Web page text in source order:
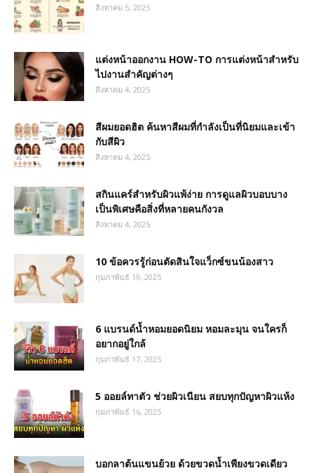
สิงหาคม 5, 2025
แต่งหน้าออกงาน HOW-TO การแต่งหน้าสำหรับ
ไปงานสำคัญต่างๆ
สิงหาคม 4, 2025
สีผมยอดฮิต ค้นหาสีผมที่กำลังเป็นที่นิยมและเข้า
กับสีผิว
สิงหาคม 4, 2025
สกินแคร์สำหรับผิวแพ้ง่าย การดูแลผิวบอบบาง
เป็นพิเศษคือสิ่งที่หลายคนกังวล
สิงหาคม 4, 2025
10 ข้อควรรู้ก่อนตัดสินใจแว็กซ์ขนน้องสาว
กุมภาพันธ์ 19, 2025
6 แบรนด์น้ำหอมยอดนิยม หอมละมุน จนใครก็
อยากอยู่ใกล้
กุมภาพันธ์ 17, 2025
5 ออยล์ทาตัว ช่วยผิวเนียน สยบทุกปัญหาผิวแห้ง
กุมภาพันธ์ 16, 2025
บอกลาต้นแขนย้วย ด้วยขวดน้ำเพียงขวดเดียว